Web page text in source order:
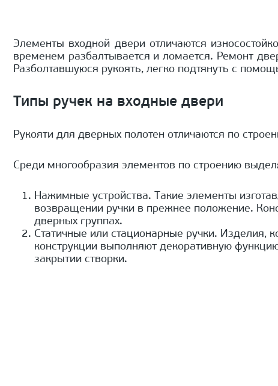
Элементы входной двери отличаются
временем разбалтывается и ломается. Ремонт
Разболтавшуюся рукоять, легко подтянуть с
Типы ручек на входные двери
Рукояти для дверных полотен отличаются по
Среди многообразия элементов по строению
Нажимные устройства. Такие элементы
возвращении ручки в прежнее положение.
дверных группах.
Статичные или стационарные ручки. Изделия,
конструкции выполняют декоративную
закрытии створки.